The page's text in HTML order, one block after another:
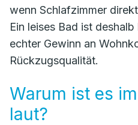
wenn Schlafzimmer
Ein leises Bad ist
echter Gewinn an
Rückzugsqualität.
Warum ist es
laut?